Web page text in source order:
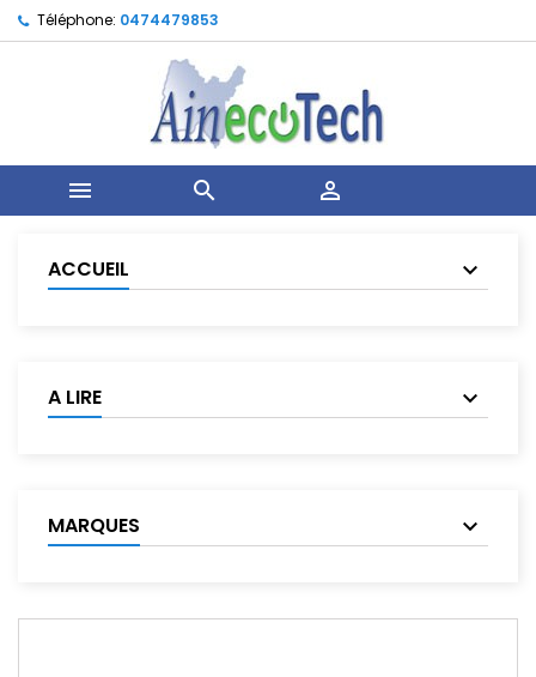
Téléphone: 0474479853
  
ACCUEIL
A LIRE
MARQUES